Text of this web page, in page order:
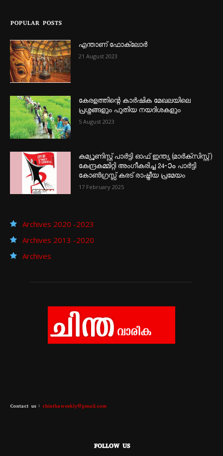
POPULAR POSTS
എന്താണ്‌ ഫോക്‌ലോർ
21 August 2023
കേരളത്തിന്റെ കാർഷിക മേഖലയിലെ
പ്രശ്നങ്ങളും പുതിയ നയദിശകളും
5 August 2023
കമ്യൂണിസ്റ്റ് പാർട്ടി ഓഫ് ഇന്ത്യ (മാർക്സിസ്റ്റ്)
കേന്ദ്രകമ്മിറ്റി അംഗീകരിച്ച 24‐ാം പാർട്ടി
കോൺഗ്രസ്സ് കരട് രാഷ്ട്രീയ പ്രമേയം
17 February 2025
Archives 2020 -2023
Archives 2013 -2020
Archives
Contact us : chinthaweekly@gmail.com
FOLLOW US